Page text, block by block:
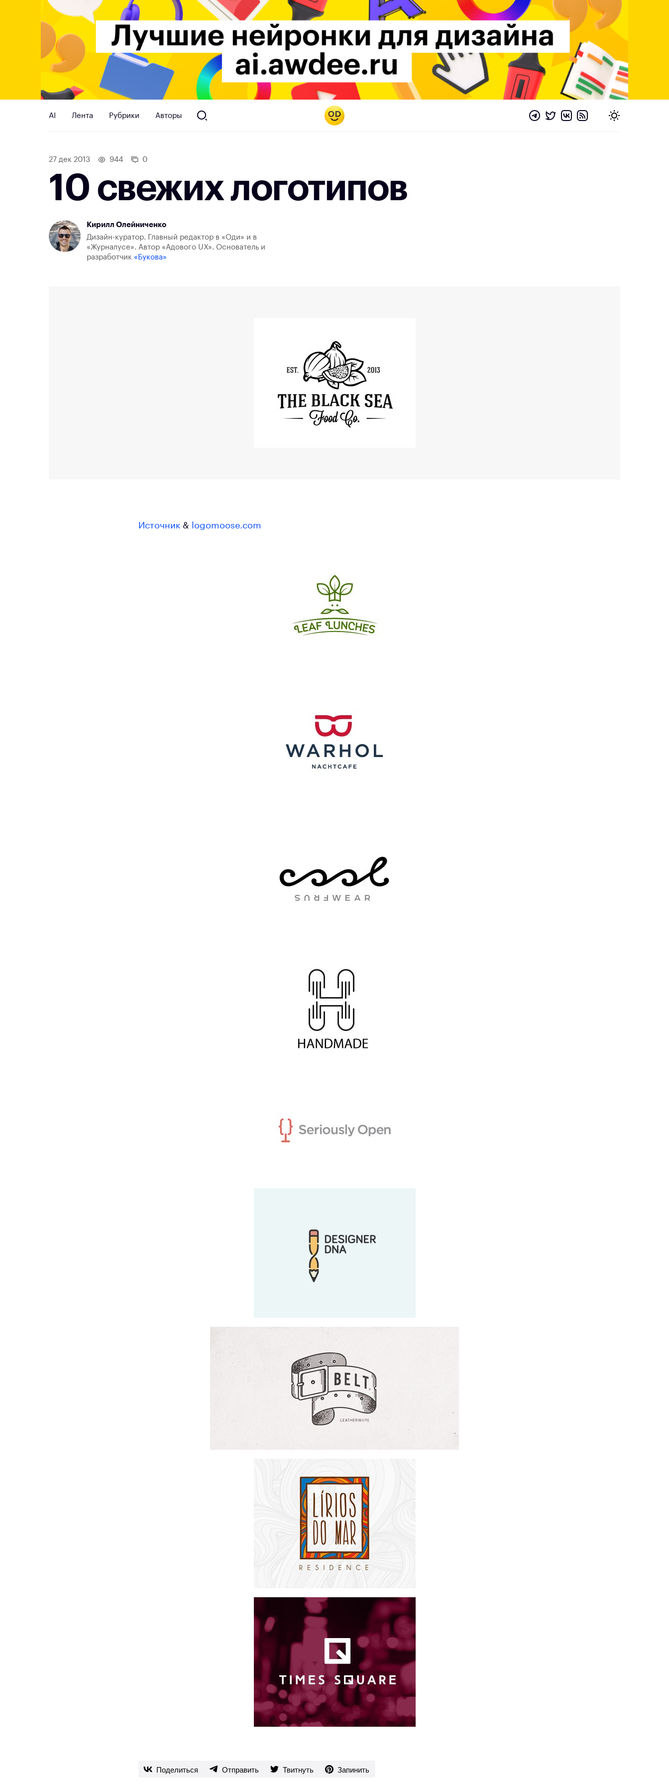
AI Лента Рубрики Авторы
27 дек 2013 944 0
10 свежих логотипов
Кирилл Олейниченко
Дизайн-куратор. Главный редактор в «Оди» и в
«Журналусе». Автор «Адового UX». Основатель и
разработчик «Букова»
Источник & logomoose.com
Поделиться Отправить Твитнуть Запинить